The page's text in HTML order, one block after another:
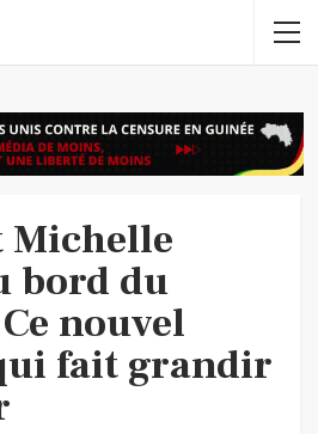
Michelle
bord du
nouvel
fait grandir